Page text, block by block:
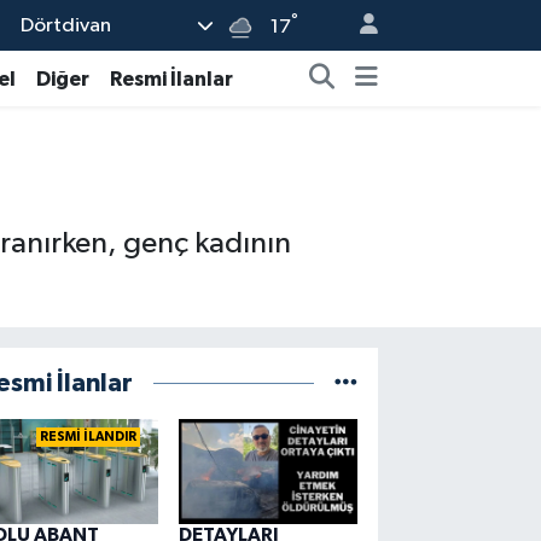
Dörtdivan 17°
Diğer Resmi İlanlar
genç kadının
İlanlar
RESMİ İLANDIR
ABANT
DETAYLARI